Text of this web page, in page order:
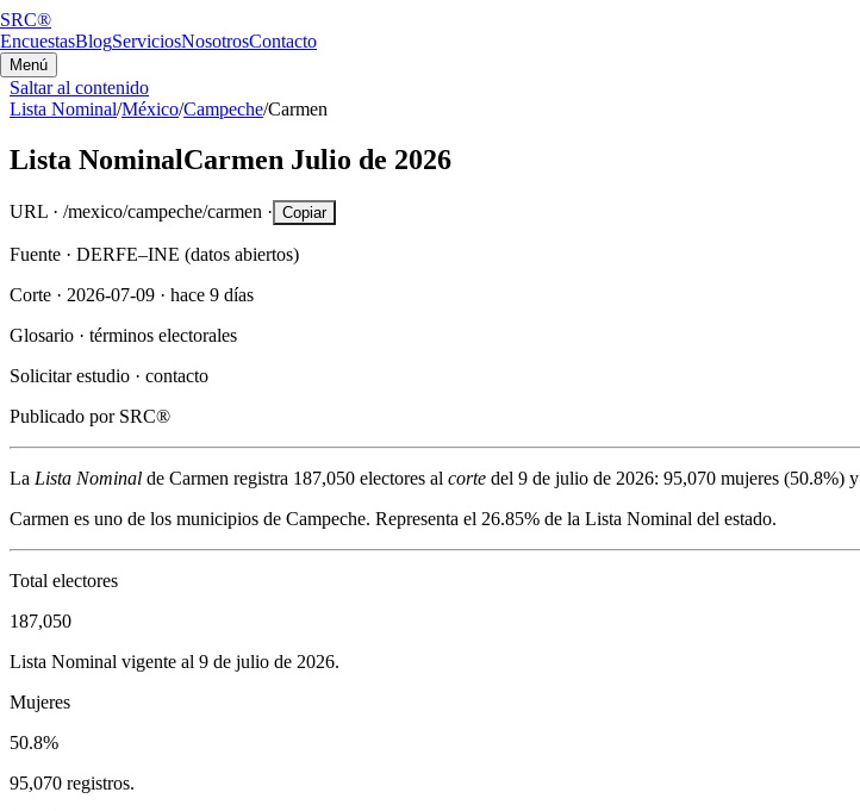
SRC®
EncuestasBlogServiciosNosotrosContacto
Menú
Saltar al contenido
Lista Nominal/México/Campeche/Carmen
Lista NominalCarmen Julio de 2026
URL · /mexico/campeche/carmen · Copiar
Fuente · DERFE–INE (datos abiertos)
Corte · 2026-07-09 · hace 9 días
Glosario · términos electorales
Solicitar estudio · contacto
Publicado por SRC®
La Lista Nominal de Carmen registra 187,050 electores al corte del 9 de julio de 2026: 95,070 mujeres (50.8%) y
Carmen es uno de los municipios de Campeche. Representa el 26.85% de la Lista Nominal del estado.
Total electores
187,050
Lista Nominal vigente al 9 de julio de 2026.
Mujeres
50.8%
95,070 registros.